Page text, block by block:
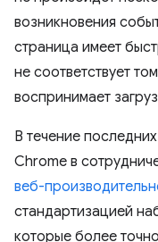
возникновения
страница имеет
не соответствует
воспринимает
В течение
Chrome в
веб-
стандартизацией
которые более